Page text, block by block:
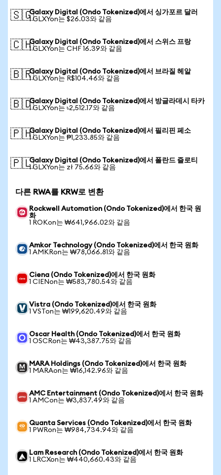
🇸🇬Galaxy Digital (Ondo Tokenized)에서 싱가포르 달러
1 GLXYon는 $26.03와 같음
🇨🇭Galaxy Digital (Ondo Tokenized)에서 스위스 프랑
1 GLXYon는 CHF 16.39와 같음
🇧🇷Galaxy Digital (Ondo Tokenized)에서 브라질 헤알
1 GLXYon는 R$104.46와 같음
🇧🇩Galaxy Digital (Ondo Tokenized)에서 방글라데시 타카
1 GLXYon는 ৳2,512.17와 같음
🇵🇭Galaxy Digital (Ondo Tokenized)에서 필리핀 페소
1 GLXYon는 ₱1,233.85와 같음
🇵🇱Galaxy Digital (Ondo Tokenized)에서 폴란드 즐로티
1 GLXYon는 zł 75.66와 같음
다른 RWA를 KRW로 변환
Rockwell Automation (Ondo Tokenized)에서 한국 원
화
1 ROKon는 ₩641,966.02와 같음
Amkor Technology (Ondo Tokenized)에서 한국 원화
1 AMKRon는 ₩78,066.81와 같음
Ciena (Ondo Tokenized)에서 한국 원화
1 CIENon는 ₩583,780.54와 같음
Vistra (Ondo Tokenized)에서 한국 원화
1 VSTon는 ₩199,620.49와 같음
Oscar Health (Ondo Tokenized)에서 한국 원화
1 OSCRon는 ₩43,387.75와 같음
MARA Holdings (Ondo Tokenized)에서 한국 원화
1 MARAon는 ₩16,142.96와 같음
AMC Entertainment (Ondo Tokenized)에서 한국 원화
1 AMCon는 ₩3,837.49와 같음
Quanta Services (Ondo Tokenized)에서 한국 원화
1 PWRon는 ₩984,734.94와 같음
Lam Research (Ondo Tokenized)에서 한국 원화
1 LRCXon는 ₩440,660.43와 같음